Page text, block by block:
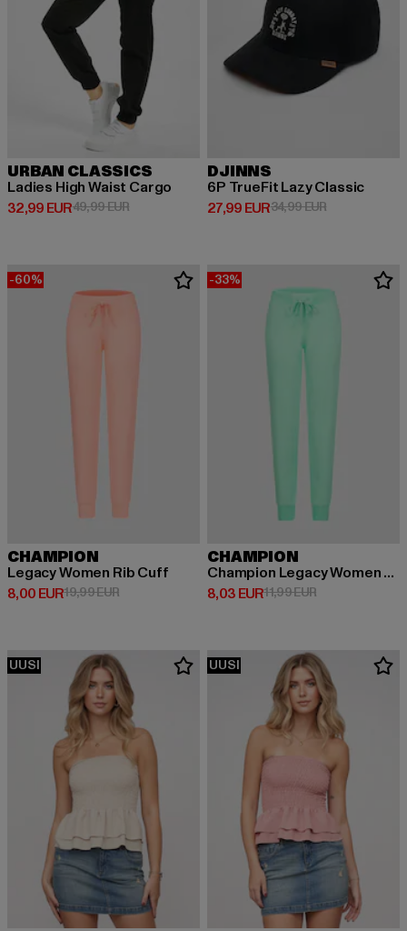
URBAN CLASSICS
Ladies High Waist Cargo
32,99 EUR
Ajankohtainen hinta: 32,99 EUR
49,99 EURKampanjahinta: 49,99 EUR
DJINNS
6P TrueFit Lazy Classic
27,99 EUR
Ajankohtainen hinta: 27,99 EUR
34,99 EUR
-60%
CHAMPION
Legacy Women Rib Cuff
8,00 EUR
Ajankohtainen hinta: 8,00 EUR
19,99 EURKampanjahinta: 19,99 EUR
-33%
CHAMPION
Champion Legacy Women Rib Cuff Pants
8,03 EUR
Ajankohtainen hinta: 8,03 EUR
11,99 EURKampanjahinta:
UUSI UUSI